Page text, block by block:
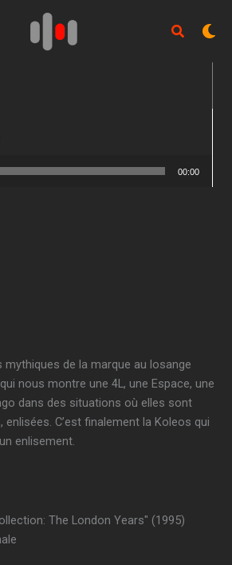
00:00
mythiques de la marque au losange
nous montre une 4L, une Espace, une
dans des situations où elles sont
enlisées. C’est finalement la Koleos qui
enlisement.
The London Years" (1995)